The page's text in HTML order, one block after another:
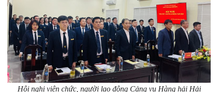
Hội nghị viên chức, người lao động Cảng vụ Hàng hải Hải